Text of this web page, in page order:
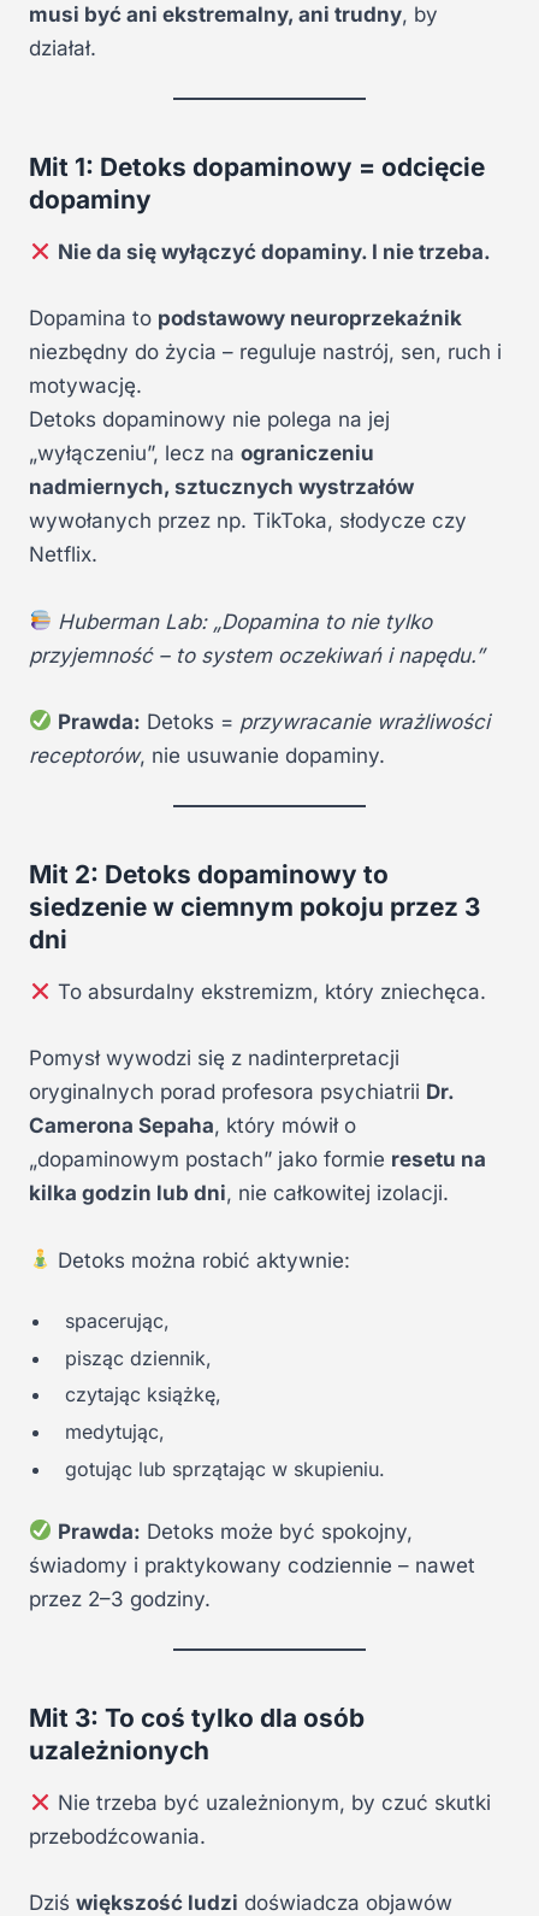
musi być ani ekstremalny, ani trudny, by
działał.
Mit 1: Detoks dopaminowy = odcięcie
dopaminy
Nie da się wyłączyć dopaminy. I nie trzeba.
Dopamina to podstawowy neuroprzekaźnik
niezbędny do życia – reguluje nastrój, sen, ruch i
motywację.
Detoks dopaminowy nie polega na jej
„wyłączeniu”, lecz na ograniczeniu
nadmiernych, sztucznych wystrzałów
wywołanych przez np. TikToka, słodycze czy
Netflix.
Huberman Lab: „Dopamina to nie tylko
przyjemność – to system oczekiwań i napędu.”
Prawda: Detoks = przywracanie wrażliwości
receptorów, nie usuwanie dopaminy.
Mit 2: Detoks dopaminowy to
siedzenie w ciemnym pokoju przez 3
dni
To absurdalny ekstremizm, który zniechęca.
Pomysł wywodzi się z nadinterpretacji
oryginalnych porad profesora psychiatrii Dr.
Camerona Sepaha, który mówił o
„dopaminowym postach” jako formie resetu na
kilka godzin lub dni, nie całkowitej izolacji.
Detoks można robić aktywnie:
spacerując,
pisząc dziennik,
czytając książkę,
medytując,
gotując lub sprzątając w skupieniu.
Prawda: Detoks może być spokojny,
świadomy i praktykowany codziennie – nawet
przez 2–3 godziny.
Mit 3: To coś tylko dla osób
uzależnionych
Nie trzeba być uzależnionym, by czuć skutki
przebodźcowania.
Dziś większość ludzi doświadcza objawów